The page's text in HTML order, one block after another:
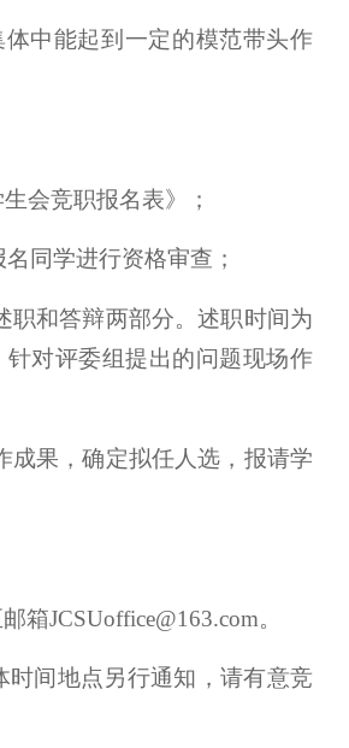
中能起到一定的模范带头作
会竞职报名表》；
同学进行资格审查；
职和答辩两部分。述职时间为
对评委组提出的问题现场作
成果，确定拟任人选，报请学
JCSUoffice@163.com。
间地点另行通知，请有意竞